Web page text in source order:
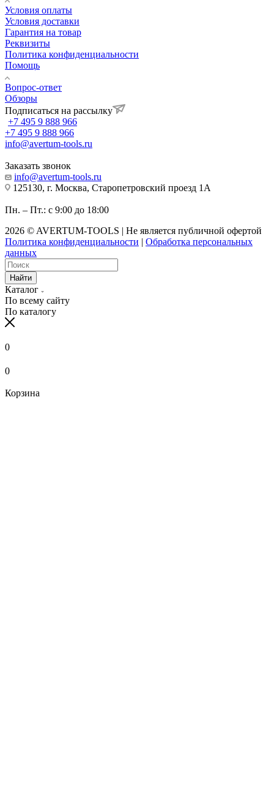
Условия оплаты
Условия доставки
Гарантия на товар
Реквизиты
Политика конфиденциальности
Помощь
Вопрос-ответ
Обзоры
Подписаться на рассылку
+7 495 9 888 966
+7 495 9 888 966
info@avertum-tools.ru
Заказать звонок
info@avertum-tools.ru
125130, г. Москва, Старопетровский проезд 1А
Пн. – Пт.: с 9:00 до 18:00
2026 © AVERTUM-TOOLS | Не является публичной офертой
Политика конфиденциальности | Обработка персональных
данных
Найти
Каталог
По всему сайту
По каталогу
0
0
Корзина